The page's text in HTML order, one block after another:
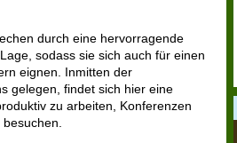
durch eine hervorragende
sodass sie sich auch für einen
eignen. Inmitten der
gelegen, findet sich hier eine
zu arbeiten, Konferenzen